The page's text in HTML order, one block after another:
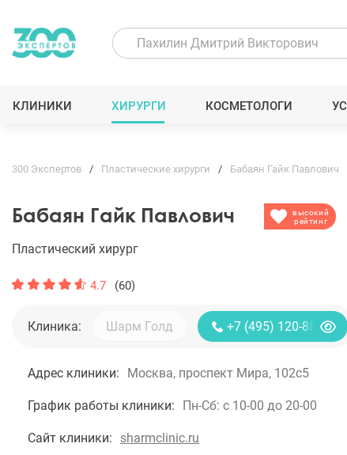
КЛИНИКИ ХИРУРГИ КОСМЕТОЛОГИ
300 Экспертов Пластические хирурги Бабаян Гайк Павлович
Бабаян Гайк Павлович
высокий
рейтинг
Пластический хирург
4.7 (60)
Клиника: +7 (495) 120-88-85
Адрес клиники: Москва, проспект Мира, 102с5
График работы клиники: Пн-Сб: с 10-00 до 20-00
Сайт клиники: sharmclinic.ru